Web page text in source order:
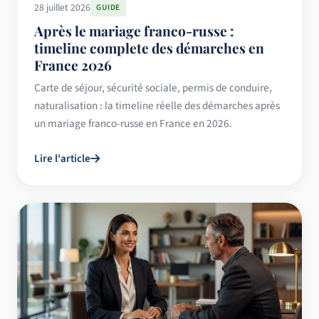
28 juillet 2026 GUIDE
Après le mariage franco-russe :
timeline complete des démarches en
France 2026
Carte de séjour, sécurité sociale, permis de conduire,
naturalisation : la timeline réelle des démarches après
un mariage franco-russe en France en 2026.
Lire l'article